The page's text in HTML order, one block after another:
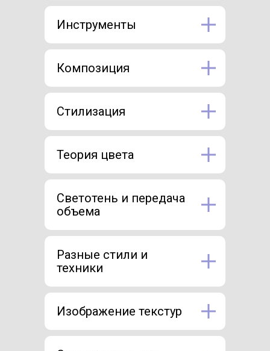
Инструменты
Композиция
Стилизация
Теория цвета
Светотень и передача
объема
Разные стили и
техники
Изображение текстур